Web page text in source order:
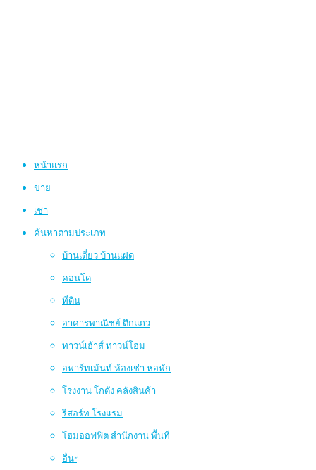
หน้าแรก
ขาย
เช่า
ค้นหาตามประเภท
บ้านเดี่ยว บ้านแฝด
คอนโด
ที่ดิน
อาคารพาณิชย์ ตึกแถว
ทาวน์เฮ้าส์ ทาวน์โฮม
อพาร์ทเม้นท์ ห้องเช่า หอพัก
โรงงาน โกดัง คลังสินค้า
รีสอร์ท โรงแรม
โฮมออฟฟิต สำนักงาน พื้นที่
อื่นๆ